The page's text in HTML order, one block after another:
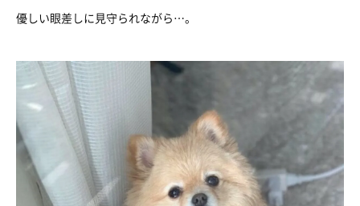
優しい眼差しに見守られながら…。